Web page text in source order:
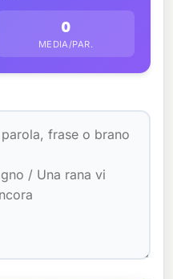
0
MEDIA/PAR.